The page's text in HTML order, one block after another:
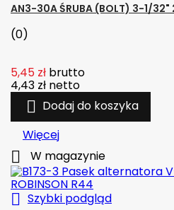
AN3-30A ŚRUBA (BOLT) 3-1/
(0)
5,45 zł brutto
4,43 zł netto
 Dodaj do koszyka
Więcej
 W magazynie
 Szybki podgląd